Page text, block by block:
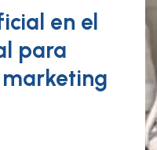
en el
para